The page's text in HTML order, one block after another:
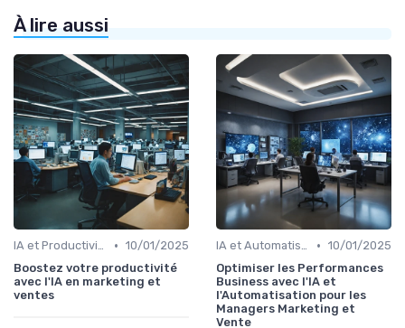
À lire aussi
IA et Productivité • 10/01/2025
Boostez votre productivité
avec l'IA en marketing et
ventes
IA et Automatisation des processus • 10/01/2025
Optimiser les Performances
Business avec l'IA et
l'Automatisation pour les
Managers Marketing et
Vente